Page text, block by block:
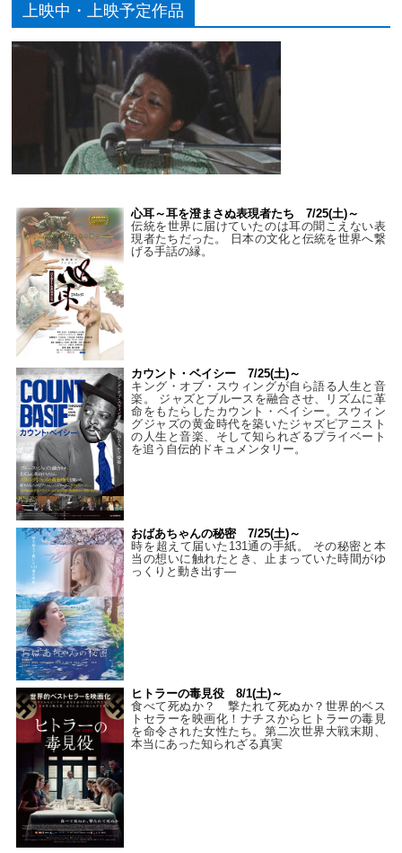
上映中・上映予定作品
心耳～耳を澄まさぬ表現者たち 7/25(土)～
伝統を世界に届けていたのは耳の聞こえない表
現者たちだった。 日本の文化と伝統を世界へ繋
げる手話の縁。
カウント・ベイシー 7/25(土)～
キング・オブ・スウィングが自ら語る人生と音
楽。 ジャズとブルースを融合させ、リズムに革
命をもたらしたカウント・ベイシー。スウィン
グジャズの黄金時代を築いたジャズピアニスト
の人生と音楽、そして知られざるプライベート
を追う自伝的ドキュメンタリー。
おばあちゃんの秘密 7/25(土)～
時を超えて届いた131通の手紙。 その秘密と本
当の想いに触れたとき、止まっていた時間がゆ
っくりと動き出す―
ヒトラーの毒見役 8/1(土)～
食べて死ぬか？ 撃たれて死ぬか？世界的ベス
トセラーを映画化！ナチスからヒトラーの毒見
を命令された女性たち。第二次世界大戦末期、
本当にあった知られざる真実